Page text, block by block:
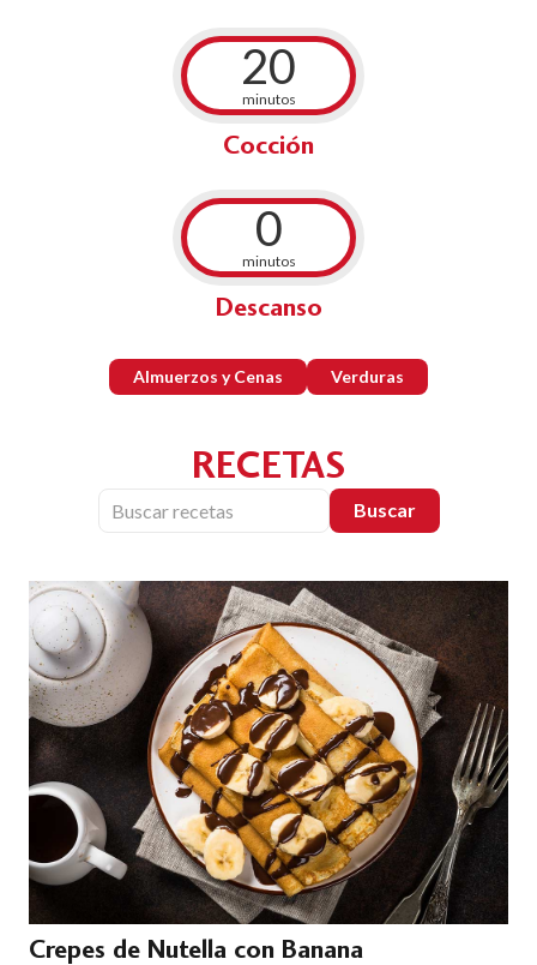
20
minutos
Cocción
0
minutos
Descanso
Almuerzos y Cenas Verduras
RECETAS
Buscar
Crepes de Nutella con Banana